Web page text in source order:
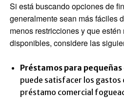
Si está buscando opciones de
generalmente sean más fáciles
menos restricciones y que
disponibles, considere las
Préstamos para pequeñas
puede satisfacer los gastos
préstamo comercial